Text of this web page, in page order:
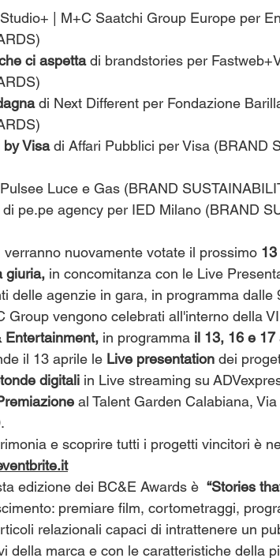
| M+C Saatchi Group Europe per
ci aspetta di brandstories per
di Next Different per Fondazione
by Visa di Affari Pubblici per Visa (BRAND
Luce e Gas (BRAND
di pe.pe agency per IED Milano (BRAND
nuovamente votate il prossimo
giuria, in concomitanza con le Live
delle agenzie in gara, in programma dalle
Group vengono celebrati all'interno della
Entertainment, in programma il 13, 16 e
il 13 aprile le Live presentation dei
digitali in Live streaming su
al Talent Garden Calabiana,
e scoprire tutti i progetti vincitori è
edizione dei BC&E Awards è “Stories
premiare film, cortometraggi,
relazionali capaci di intrattenere un
della marca e con le caratteristiche della